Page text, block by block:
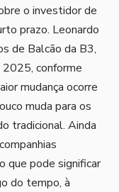
o investidor de
prazo. Leonardo
de Balcão da B3,
conforme
mudança ocorre
muda para os
tradicional. Ainda
que pode significar
do tempo, à